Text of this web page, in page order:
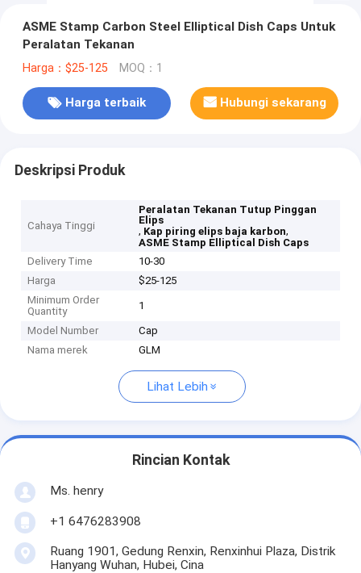
ASME Stamp Carbon Steel Elliptical Dish Caps Untuk
Peralatan Tekanan
Harga：$25-125 MOQ：1
Harga terbaik Hubungi sekarang
Deskripsi Produk
Cahaya Tinggi
Peralatan Tekanan Tutup Pinggan
Elips
, Kap piring elips baja karbon,
ASME Stamp Elliptical Dish Caps
Delivery Time
10-30
Harga
$25-125
Minimum Order
Quantity
1
Model Number
Cap
Nama merek
GLM
Lihat Lebih
Rincian Kontak
Ms. henry
+1 6476283908
Ruang 1901, Gedung Renxin, Renxinhui Plaza, Distrik
Hanyang Wuhan, Hubei, Cina